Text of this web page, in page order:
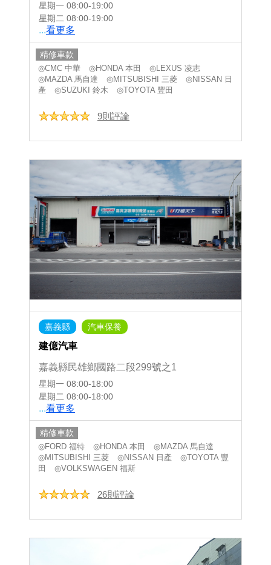
星期一 08:00-19:00
星期二 08:00-19:00
...看更多
精修車款
◎CMC 中華 ◎HONDA 本田
◎LEXUS 凌志
◎MAZDA 馬自達
◎MITSUBISHI 三菱
◎NISSAN 日
產
◎SUZUKI 鈴木 ◎TOYOTA 豐田
9則評論
嘉義縣 汽車保養
建億汽車
嘉義縣民雄鄉國路二段299號之1
星期一 08:00-18:00
星期二 08:00-18:00
...看更多
精修車款
◎FORD 福特 ◎HONDA 本田
◎MAZDA 馬自達
◎MITSUBISHI 三菱
◎NISSAN 日產
◎TOYOTA 豐
田
◎VOLKSWAGEN 福斯
26則評論